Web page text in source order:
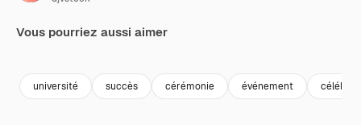
Vous pourriez aussi aimer
université succès cérémonie événement